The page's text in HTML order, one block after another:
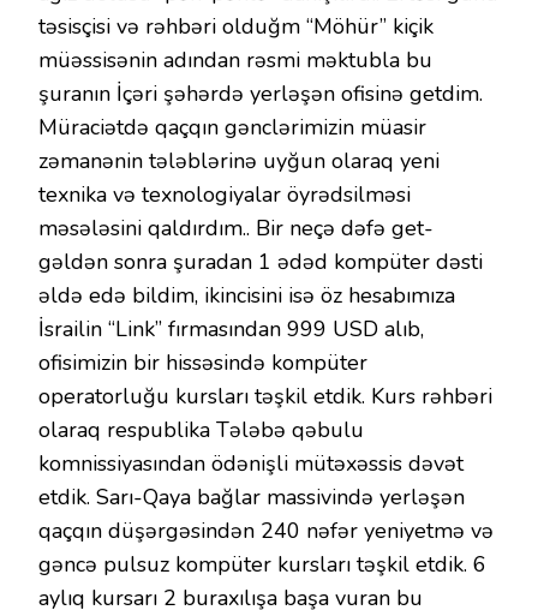
təsisçisi və rəhbəri olduğm “Möhür” kiçik
müəssisənin adından rəsmi məktubla bu
şuranın İçəri şəhərdə yerləşən ofisinə getdim.
Müraciətdə qaçqın gənclərimizin müasir
zəmanənin tələblərinə uyğun olaraq yeni
texnika və texnologiyalar öyrədsilməsi
məsələsini qaldırdım.. Bir neçə dəfə get-
gəldən sonra şuradan 1 ədəd kompüter dəsti
əldə edə bildim, ikincisini isə öz hesabımıza
İsrailin “Link” fırmasından 999 USD alıb,
ofisimizin bir hissəsində kompüter
operatorluğu kursları təşkil etdik. Kurs rəhbəri
olaraq respublika Tələbə qəbulu
komnissiyasından ödənişli mütəxəssis dəvət
etdik. Sarı-Qaya bağlar massivində yerləşən
qaçqın düşərgəsindən 240 nəfər yeniyetmə və
gəncə pulsuz kompüter kursları təşkil etdik. 6
aylıq kursarı 2 buraxılışa başa vuran bu